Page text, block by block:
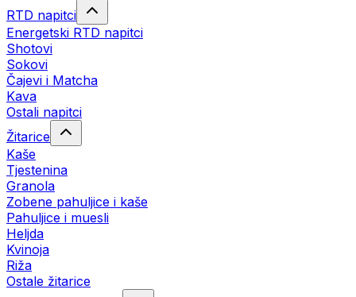
RTD napitci
Energetski RTD napitci
Shotovi
Sokovi
Čajevi i Matcha
Kava
Ostali napitci
Žitarice
Kaše
Tjestenina
Granola
Zobene pahuljice i kaše
Pahuljice i muesli
Heljda
Kvinoja
Riža
Ostale žitarice